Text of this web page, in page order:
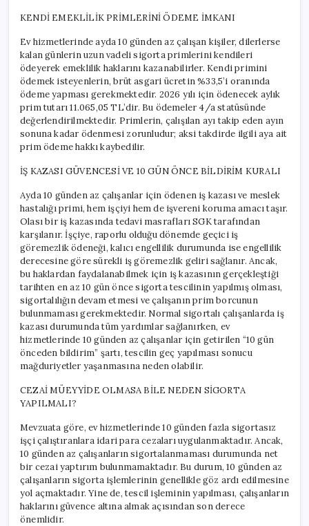
KENDİ EMEKLİLİK PRİMLERİNİ ÖDEME İMKANI
Ev hizmetlerinde ayda 10 günden az çalışan kişiler, dilerlerse
kalan günlerin uzun vadeli sigorta primlerini kendileri
ödeyerek emeklilik haklarını kazanabilirler. Kendi primini
ödemek isteyenlerin, brüt asgari ücretin %33,5’i oranında
ödeme yapması gerekmektedir. 2026 yılı için ödenecek aylık
prim tutarı 11.065,05 TL’dir. Bu ödemeler 4/a statüsünde
değerlendirilmektedir. Primlerin, çalışılan ayı takip eden ayın
sonuna kadar ödenmesi zorunludur; aksi takdirde ilgili aya ait
prim ödeme hakkı kaybedilir.
İŞ KAZASI GÜVENCESİ VE 10 GÜN ÖNCE BİLDİRİM KURALI
Ayda 10 günden az çalışanlar için ödenen iş kazası ve meslek
hastalığı primi, hem işçiyi hem de işvereni koruma amacı taşır.
Olası bir iş kazasında tedavi masrafları SGK tarafından
karşılanır. İşçiye, raporlu olduğu dönemde geçici iş
göremezlik ödeneği, kalıcı engellilik durumunda ise engellilik
derecesine göre sürekli iş göremezlik geliri sağlanır. Ancak,
bu haklardan faydalanabilmek için iş kazasının gerçekleştiği
tarihten en az 10 gün önce sigorta tescilinin yapılmış olması,
sigortalılığın devam etmesi ve çalışanın prim borcunun
bulunmaması gerekmektedir. Normal sigortalı çalışanlarda iş
kazası durumunda tüm yardımlar sağlanırken, ev
hizmetlerinde 10 günden az çalışanlar için getirilen “10 gün
önceden bildirim” şartı, tescilin geç yapılması sonucu
mağduriyetler yaşanmasına neden olabilir.
CEZAİ MÜEYYİDE OLMASA BİLE NEDEN SİGORTA
YAPILMALI?
Mevzuata göre, ev hizmetlerinde 10 günden fazla sigortasız
işçi çalıştıranlara idari para cezaları uygulanmaktadır. Ancak,
10 günden az çalışanların sigortalanmaması durumunda net
bir cezai yaptırım bulunmamaktadır. Bu durum, 10 günden az
çalışanların sigorta işlemlerinin genellikle göz ardı edilmesine
yol açmaktadır. Yine de, tescil işleminin yapılması, çalışanların
haklarını güvence altına almak açısından son derece
önemlidir.